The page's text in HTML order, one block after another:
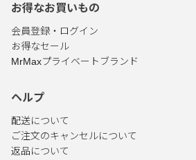
お得なお買いもの
会員登録・ログイン
お得なセール
MrMaxプライベートブランド
ヘルプ
配送について
ご注文のキャンセルについて
返品について